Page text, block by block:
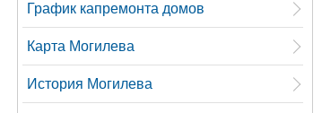
График капремонта домов
Карта Могилева
История Могилева